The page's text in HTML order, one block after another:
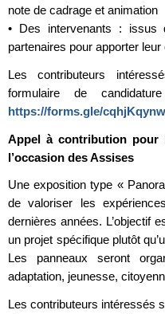
note de cadrage et animation
• Des intervenants : issus
partenaires pour apporter
Les contributeurs
formulaire de
https://forms.gle/
Appel à contribution pour
l’occasion des Assises
Une exposition type «
de valoriser les
dernières années. L’objectif
un projet spécifique plutôt
Les panneaux seront
adaptation, jeunesse,
Les contributeurs intéressés